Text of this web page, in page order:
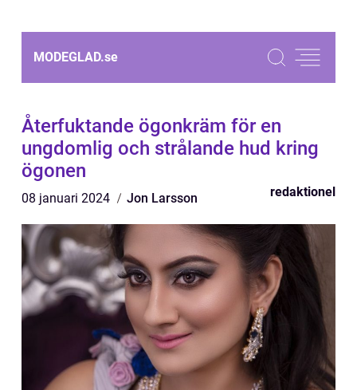
MODEGLAD.se
Återfuktande ögonkräm för en
ungdomlig och strålande hud kring
ögonen
08 januari 2024 Jon Larsson redaktionel